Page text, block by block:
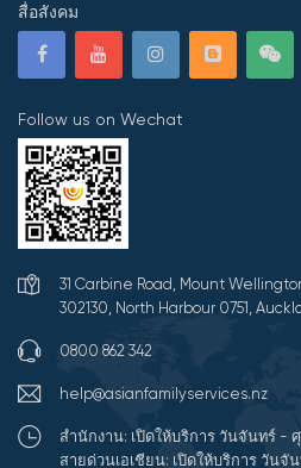
สื่อสังคม
Follow us on Wechat
31 Carbine Road, Mount
302130, North Harbour 0751,
0800 862 342
help@asianfamilyservices.nz
สำนักงาน: เปิดให้บริการ วันจันทร์ -
สายด่วนเอเชียน: เปิดให้บริการ วัน